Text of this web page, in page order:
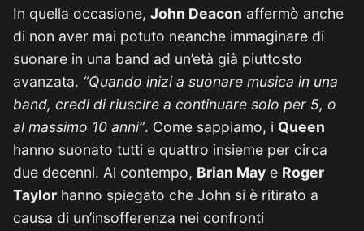
In quella occasione, John Deacon affermò anche
di non aver mai potuto neanche immaginare di
suonare in una band ad un’età già piuttosto
avanzata. “Quando inizi a suonare musica in una
band, credi di riuscire a continuare solo per 5, o
al massimo 10 anni”. Come sappiamo, i Queen
hanno suonato tutti e quattro insieme per circa
due decenni. Al contempo, Brian May e Roger
Taylor hanno spiegato che John si è ritirato a
causa di un’insofferenza nei confronti